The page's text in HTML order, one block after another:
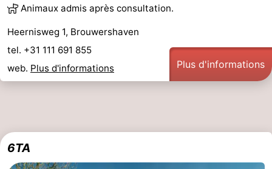
Animaux admis après consultation.
Heernisweg 1, Brouwershaven
tel. +31 111 691 855
web. Plus d'informations Plus d'informations
6TA